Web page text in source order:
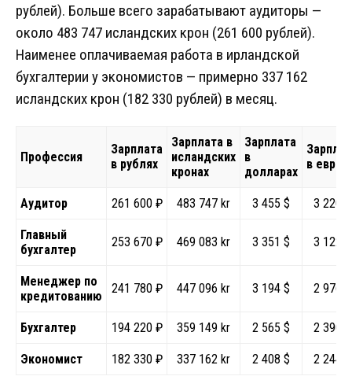
рублей). Больше всего зарабатывают аудиторы —
около 483 747 исландских крон (261 600 рублей).
Наименее оплачиваемая работа в ирландской
бухгалтерии у экономистов — примерно 337 162
исландских крон (182 330 рублей) в месяц.
Профессия
Зарплата
в рублях
Зарплата в
исландских
кронах
Зарплата
в
долларах
в евро
Аудитор 261 600 ₽ 483 747 kr 3 455 $ 3 220 €
Главный
бухгалтер
253 670 ₽ 469 083 kr 3 351 $ 3 122 €
Менеджер по
кредитованию
241 780 ₽ 447 096 kr 3 194 $ 2 976 €
Бухгалтер 194 220 ₽ 359 149 kr 2 565 $ 2 390 €
Экономист 182 330 ₽ 337 162 kr 2 408 $ 2 244 €